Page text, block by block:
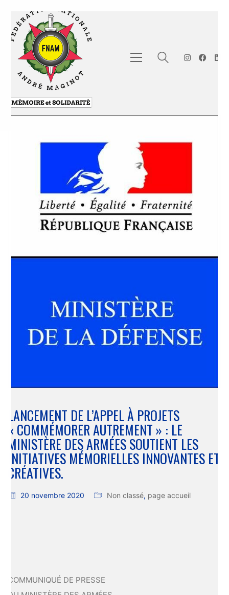
LANCEMENT DE L’APPEL À PROJETS
« COMMÉMORER AUTREMENT » : LE
MINISTÈRE DES ARMÉES SOUTIENT LES
INITIATIVES MÉMORIELLES INNOVANTES ET
CRÉATIVES.
20 novembre 2020 Non classé, page accueil
COMMUNIQUÉ DE PRESSE